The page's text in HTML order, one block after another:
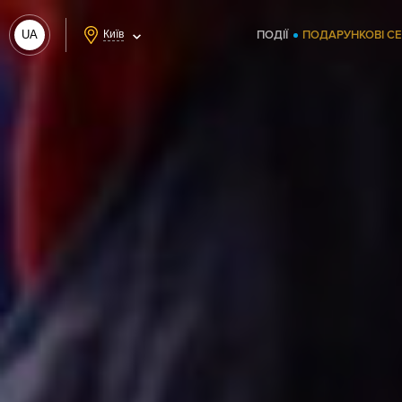
UA Київ ПОДІЇ ПОДАРУНКОВІ